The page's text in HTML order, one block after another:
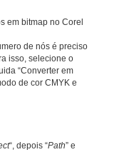
em bitmap no Corel
de nós é preciso
isso, selecione o
“Converter em
de cor CMYK e
“, depois “Path” e